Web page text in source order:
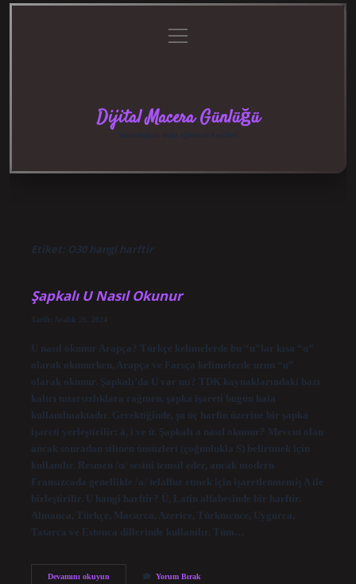
menüyü
aç
Dijital Macera Günlüğü
Etiket: O30 hangi harftir
Şapkalı U Nasıl Okunur
Tarih: Aralık 26, 2024
U nasıl okunur Arapça? Türkçe kelimelerde bu “u”lar kısa “u”
olarak okunurken, Arapça ve Farsça kelimelerde uzun “u”
olarak okunur. Şapkalı’da U var mı? TDK kaynaklarındaki bazı
kalıcı tutarsızlıklara rağmen, şapka işareti bugün hala
kullanılmaktadır. Gerektiğinde, şu üç harfin üzerine bir şapka
işareti yerleştirilir: â, î ve û. Şapkalı a nasıl okunur? Mevcut olan
ancak sonradan silinen ünsüzleri (çoğunlukla S) belirtmek için
kullanılır. Resmen /ɑ/ sesini temsil eder, ancak modern
Fransızcada genellikle /a/ telaffuz etmek için işaretlenmemiş A ile
birleştirilir. U hangi harftir? Ü, Latin alfabesinde bir harftir.
Almanca, Türkçe, Macarca, Azerice, Türkmence, Uygurca,
Tatarca ve Estonca dillerinde kullanılır. Tüm…
Devamını okuyunŞapkalı
Yorum Bırak